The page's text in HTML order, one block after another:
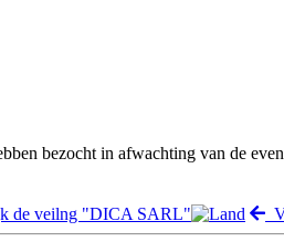
bezocht in afwachting van de
de veilng "DICA SARL"